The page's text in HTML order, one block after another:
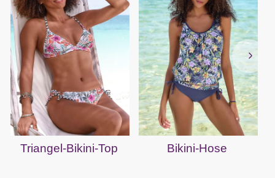
Triangel-Bikini-Top Bikini-Hose